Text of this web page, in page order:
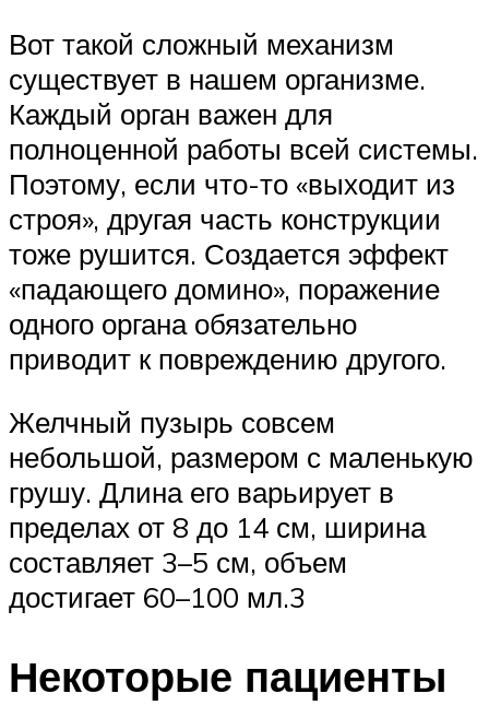
Вот такой сложный механизм
существует в нашем организме.
Каждый орган важен для
полноценной работы всей системы.
Поэтому, если что-то «выходит из
строя», другая часть конструкции
тоже рушится. Создается эффект
«падающего домино», поражение
одного органа обязательно
приводит к повреждению другого.
Желчный пузырь совсем
небольшой, размером с маленькую
грушу. Длина его варьирует в
пределах от 8 до 14 см, ширина
составляет 3–5 см, объем
достигает 60–100 мл.3
Некоторые пациенты